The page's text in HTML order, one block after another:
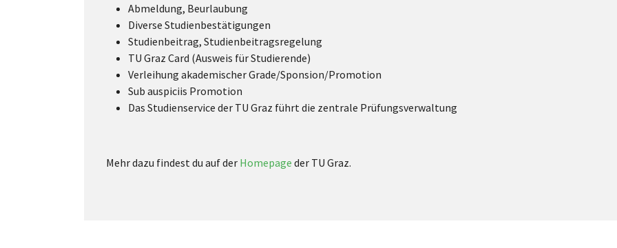
Abmeldung, Beurlaubung
Diverse Studienbestätigungen
Studienbeitrag, Studienbeitragsregelung
TU Graz Card (Ausweis für Studierende)
Verleihung akademischer Grade/Sponsion/Promotion
Sub auspiciis Promotion
Das Studienservice der TU Graz führt die zentrale Prüfungsverwaltung
Mehr dazu findest du auf der Homepage der TU Graz.